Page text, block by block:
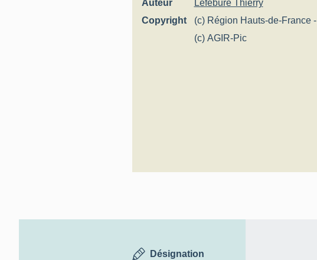
Auteur
Lefébure Thierry
Copyright
(c) Région Hauts-de-France -
Inventaire général
(c) AGIR-Pic
Désignation